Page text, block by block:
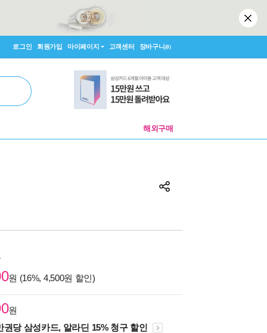
로그인 회원가입 마이페이지 고객센터 장바구니(0)
해외구매
원 (16%, 4,500원 할인)
원
권당 삼성카드, 알라딘 15% 청구 할인